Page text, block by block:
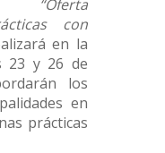
“Oferta
con
en la
23 y 26 de
los
en
prácticas